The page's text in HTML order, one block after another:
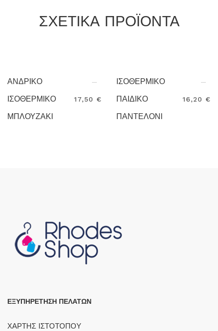
ΣΧΕΤΙΚΑ ΠΡΟΪΟΝΤΑ
ΑΝΔΡΙΚΟ
ΙΣΟΘΕΡΜΙΚΟ
ΜΠΛΟΥΖΑΚΙ
17,50 €
Search
ΙΣΟΘΕΡΜΙΚΟ
ΠΑΙΔΙΚΟ
ΠΑΝΤΕΛΟΝΙ
16,20 €
Search
ΕΞΥΠΗΡΕΤΗΣΗ ΠΕΛΑΤΩΝ
ΧΑΡΤΗΣ ΙΣΤΟΤΟΠΟΥ